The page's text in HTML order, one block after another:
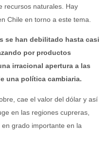
recursos naturales. Hay
Chile en torno a este tema.
han debilitado hasta casi
por productos
irracional apertura a las
una política cambiaria.
cae el valor del dólar y así
en las regiones cupreras,
grado importante en la